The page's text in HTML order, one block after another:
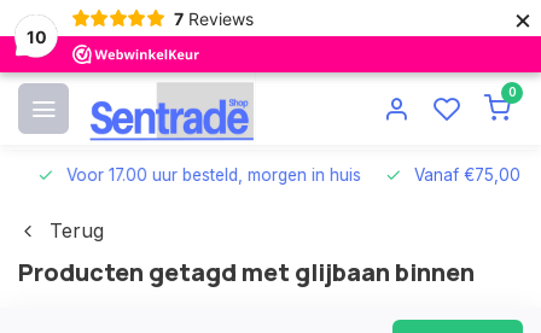
10
7 Reviews ×
0
Voor 17.00 uur besteld, morgen in huis Vanaf €75,00
Terug
Producten getagd met glijbaan binnen